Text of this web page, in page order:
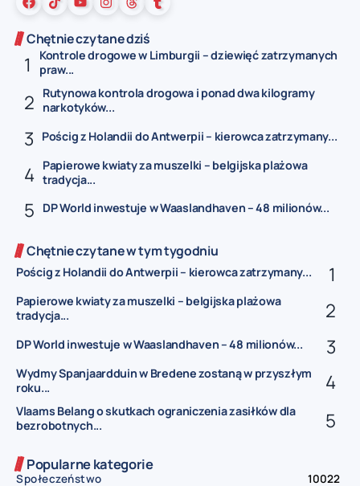
Chętnie czytane dziś
Kontrole drogowe w Limburgii – dziewięć zatrzymanych
praw...
Rutynowa kontrola drogowa i ponad dwa kilogramy
narkotyków...
Pościg z Holandii do Antwerpii – kierowca zatrzymany...
Papierowe kwiaty za muszelki – belgijska plażowa
tradycja...
DP World inwestuje w Waaslandhaven – 48 milionów...
Chętnie czytane w tym tygodniu
Pościg z Holandii do Antwerpii – kierowca zatrzymany...
Papierowe kwiaty za muszelki – belgijska plażowa
tradycja...
DP World inwestuje w Waaslandhaven – 48 milionów...
Wydmy Spanjaardduin w Bredene zostaną w przyszłym
roku...
Vlaams Belang o skutkach ograniczenia zasiłków dla
bezrobotnych...
Popularne kategorie
Społeczeństwo 10022